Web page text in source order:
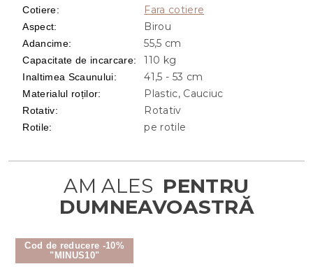
Cod de reducere -10%
"MINUS10"
Cotiere: Fara cotiere
Aspect: Birou
Adancime: 55,5 cm
Capacitate de incarcare: 110 kg
Inaltimea Scaunului: 41,5 - 53 cm
Materialul roților: Plastic, Cauciuc
Rotativ: Rotativ
Rotile: pe rotile